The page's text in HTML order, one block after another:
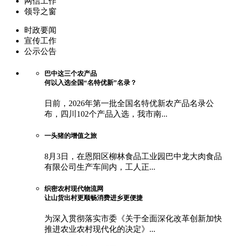
领导之窗
时政要闻
宣传工作
公示公告
巴中这三个农产品
何以入选全国“名特优新”名录？
日前，2026年第一批全国名特优新农产品名录公
布，四川102个产品入选，我市南...
一头猪的增值之旅
8月3日，在恩阳区柳林食品工业园巴中龙大肉食品
有限公司生产车间内，工人正...
织密农村现代物流网
让山货出村更顺畅消费进乡更便捷
为深入贯彻落实市委《关于全面深化改革创新加快
推进农业农村现代化的决定》...